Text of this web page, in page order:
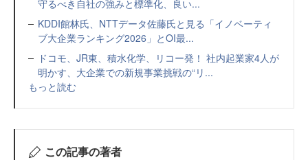
守るべき自社の強みと標準化、良い...
KDDI館林氏、NTTデータ佐藤氏と見る「イノベーティ
ブ大企業ランキング2026」とOI最...
ドコモ、JR東、積水化学、リコー発！ 社内起業家4人が
明かす、大企業での新規事業挑戦の“リ...
もっと読む
この記事の著者